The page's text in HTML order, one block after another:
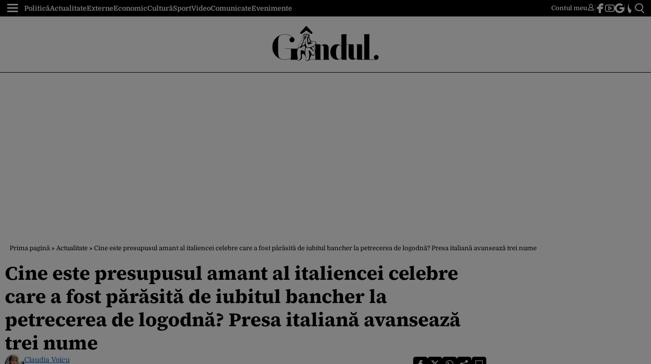
PoliticăActualitateExterneEconomicCulturăSportVideoComunicateEvenimente Contul meu
Prima pagină » Actualitate » Cine este presupusul amant al italiencei celebre care a fost părăsită de iubitul bancher la petrecerea de logodnă? Presa italiană avansează trei nume
Cine este presupusul amant al italiencei celebre
care a fost părăsită de iubitul bancher la
petrecerea de logodnă? Presa italiană avansează
trei nume
Claudia Voicu